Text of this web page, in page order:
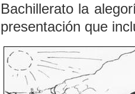
Bachillerato la
presentación que